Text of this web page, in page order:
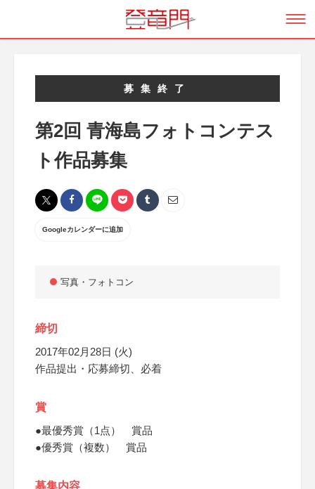
募集終了
第2回 青海島フォトコンテス
ト作品募集
Googleカレンダーに追加
写真・フォトコン
締切
2017年02月28日 (火)
作品提出・応募締切、必着
賞
●最優秀賞（1点） 賞品
●優秀賞（複数） 賞品
募集内容